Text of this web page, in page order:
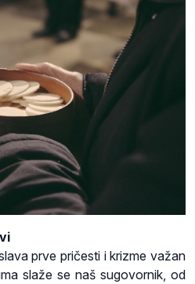
prve pričesti i krizme važan
slaže se naš sugovornik, od